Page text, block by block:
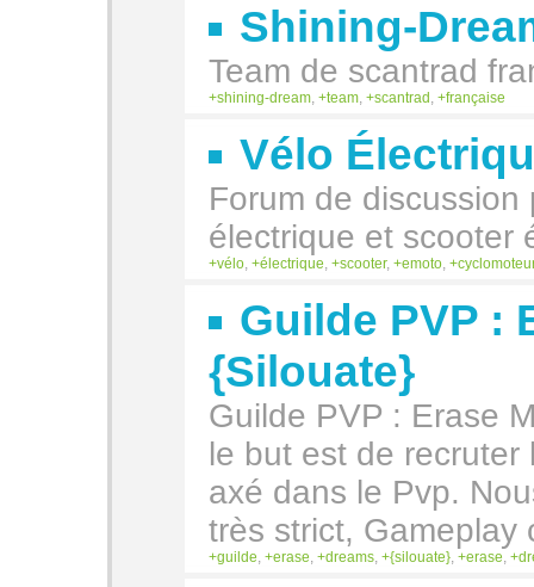
Shining-
Team de scantrad
shining-dream team scantrad française
Vélo
Forum de
électrique et scooter
vélo électrique scooter, emoto cyclomoteur
Guilde PVP :
{Silouate}
Guilde PVP : Erase
le but est de
axé dans le Pvp.
très strict, Gameplay
guilde erase dreams {silouate} erase